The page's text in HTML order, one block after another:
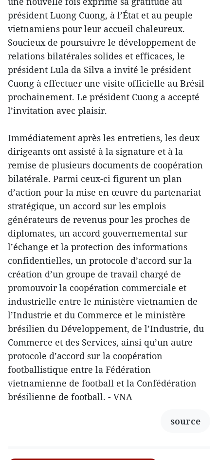
président Luong Cuong, à l’État et au peuple
vietnamiens pour leur accueil chaleureux.
Soucieux de poursuivre le développement de
relations bilatérales solides et efficaces, le
président Lula da Silva a invité le président
Cuong à effectuer une visite officielle au Brésil
prochainement. Le président Cuong a accepté
l’invitation avec plaisir.
Immédiatement après les entretiens, les deux
dirigeants ont assisté à la signature et à la
remise de plusieurs documents de coopération
bilatérale. Parmi ceux-ci figurent un plan
d’action pour la mise en œuvre du partenariat
stratégique, un accord sur les emplois
générateurs de revenus pour les proches de
diplomates, un accord gouvernemental sur
l’échange et la protection des informations
confidentielles, un protocole d’accord sur la
création d’un groupe de travail chargé de
promouvoir la coopération commerciale et
industrielle entre le ministère vietnamien de
l’Industrie et du Commerce et le ministère
brésilien du Développement, de l’Industrie, du
Commerce et des Services, ainsi qu’un autre
protocole d’accord sur la coopération
footballistique entre la Fédération
vietnamienne de football et la Confédération
brésilienne de football. - VNA
source